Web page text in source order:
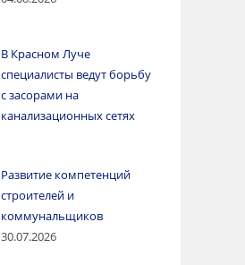
В Красном Луче
специалисты ведут борьбу
с засорами на
канализационных сетях
Развитие компетенций
строителей и
коммунальщиков
30.07.2026